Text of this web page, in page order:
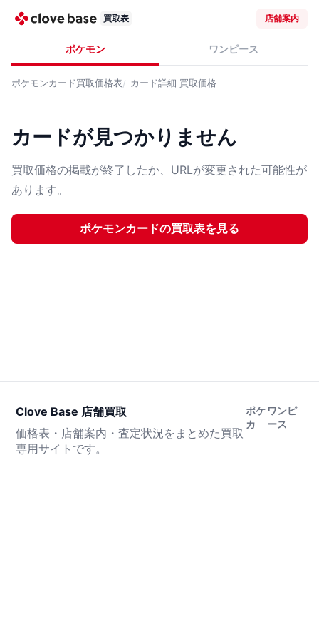
買取表 店舗案内
ポケモン ワンピース
ポケモンカード買取価格表 カード詳細 買取価格
カードが見つかりません
買取価格の掲載が終了したか、URLが変更された可能性が
あります。
ポケモンカードの買取表を見る
Clove Base 店舗買取
価格表・店舗案内・査定状況をまとめた買取
専用サイトです。
ポケ
カ
ワンピ
ース